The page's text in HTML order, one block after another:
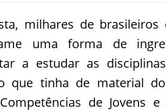
milhares de
uma forma de
a estudar as
que tinha de material do
de Jovens